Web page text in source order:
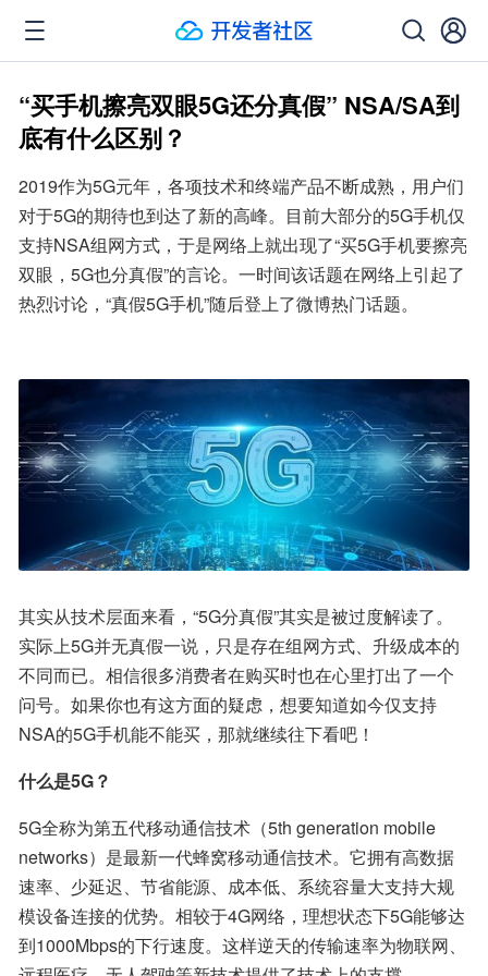
“买手机擦亮双眼5G还分真假” NSA/SA到
底有什么区别？
2019作为5G元年，各项技术和终端产品不断成熟，用户们
对于5G的期待也到达了新的高峰。目前大部分的5G手机仅
支持NSA组网方式，于是网络上就出现了“买5G手机要擦亮
双眼，5G也分真假”的言论。一时间该话题在网络上引起了
热烈讨论，“真假5G手机”随后登上了微博热门话题。
其实从技术层面来看，“5G分真假”其实是被过度解读了。
实际上5G并无真假一说，只是存在组网方式、升级成本的
不同而已。相信很多消费者在购买时也在心里打出了一个
问号。如果你也有这方面的疑虑，想要知道如今仅支持
NSA的5G手机能不能买，那就继续往下看吧！
什么是5G？
5G全称为第五代移动通信技术（5th generation mobile
networks）是最新一代蜂窝移动通信技术。它拥有高数据
速率、少延迟、节省能源、成本低、系统容量大支持大规
模设备连接的优势。相较于4G网络，理想状态下5G能够达
到1000Mbps的下行速度。这样逆天的传输速率为物联网、